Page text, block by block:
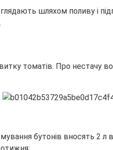
шляхом поливу і
томатів. Про нестачу
бутонів вносять 2 л